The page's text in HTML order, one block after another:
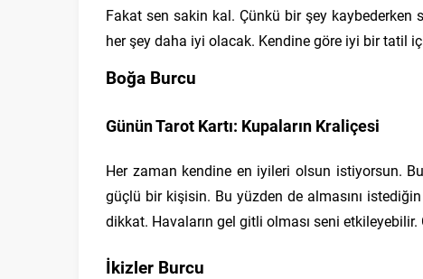
Fakat sen sakin kal. Çünkü bir şey kaybederken
her şey daha iyi olacak. Kendine göre iyi bir tatil
Boğa Burcu
Günün Tarot Kartı: Kupaların Kraliçesi
Her zaman kendine en iyileri olsun istiyorsun.
güçlü bir kişisin. Bu yüzden de almasını
dikkat. Havaların gel gitli olması seni
İkizler Burcu